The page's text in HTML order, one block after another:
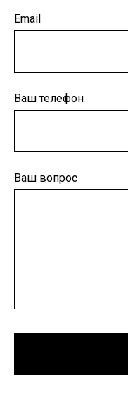
Email
Ваш телефон
Ваш вопрос